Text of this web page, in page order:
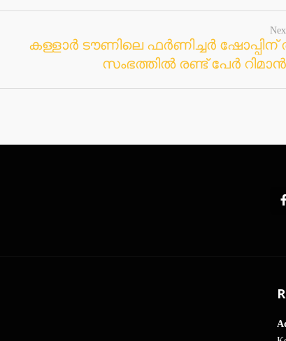
കള്ളാർ ടൗണിലെ ഫർണിച്ചർ ഷോപ്പിന്
സംഭത്തിൽ രണ്ട് പേർ